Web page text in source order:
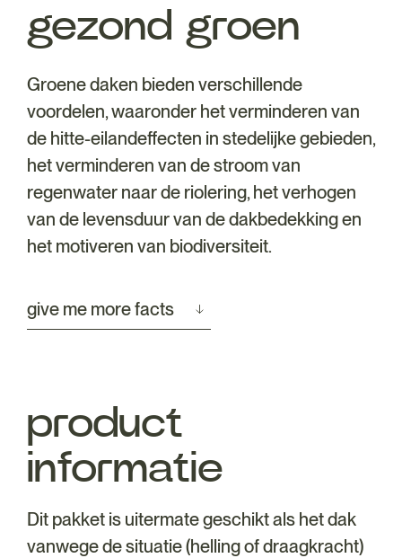
gezond groen
Groene daken bieden verschillende
voordelen, waaronder het verminderen van
de hitte-eilandeffecten in stedelijke gebieden,
het verminderen van de stroom van
regenwater naar de riolering, het verhogen
van de levensduur van de dakbedekking en
het motiveren van biodiversiteit.
give me more facts
product
informatie
Dit pakket is uitermate geschikt als het dak
vanwege de situatie (helling of draagkracht)